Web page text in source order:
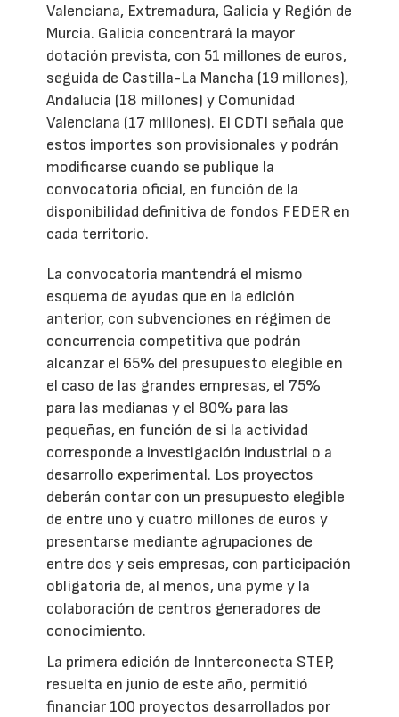
Valenciana, Extremadura, Galicia y Región de
Murcia. Galicia concentrará la mayor
dotación prevista, con 51 millones de euros,
seguida de Castilla-La Mancha (19 millones),
Andalucía (18 millones) y Comunidad
Valenciana (17 millones). El CDTI señala que
estos importes son provisionales y podrán
modificarse cuando se publique la
convocatoria oficial, en función de la
disponibilidad definitiva de fondos FEDER en
cada territorio.
La convocatoria mantendrá el mismo
esquema de ayudas que en la edición
anterior, con subvenciones en régimen de
concurrencia competitiva que podrán
alcanzar el 65% del presupuesto elegible en
el caso de las grandes empresas, el 75%
para las medianas y el 80% para las
pequeñas, en función de si la actividad
corresponde a investigación industrial o a
desarrollo experimental. Los proyectos
deberán contar con un presupuesto elegible
de entre uno y cuatro millones de euros y
presentarse mediante agrupaciones de
entre dos y seis empresas, con participación
obligatoria de, al menos, una pyme y la
colaboración de centros generadores de
conocimiento.
La primera edición de Innterconecta STEP,
resuelta en junio de este año, permitió
financiar 100 proyectos desarrollados por